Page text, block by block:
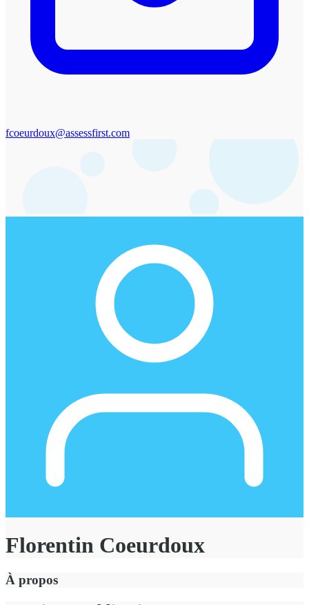
fcoeurdoux@assessfirst.com
Florentin Coeurdoux
À propos